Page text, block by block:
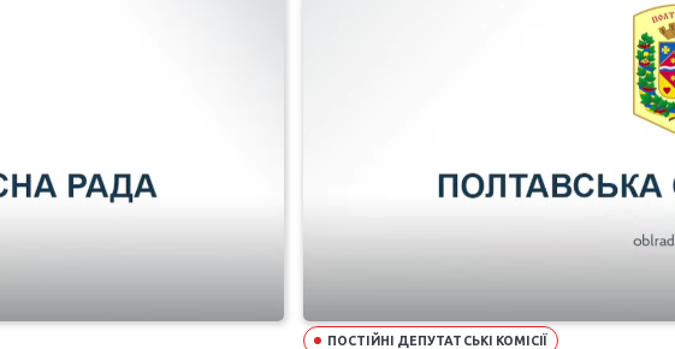
ПОСТІЙНІ ДЕПУТАТСЬКІ КОМІСІЇ